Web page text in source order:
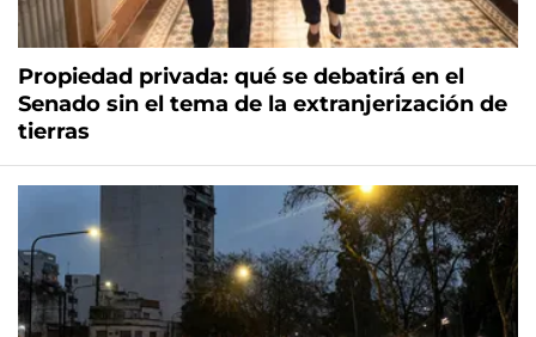
Propiedad privada: qué se debatirá en el
Senado sin el tema de la extranjerización de
tierras